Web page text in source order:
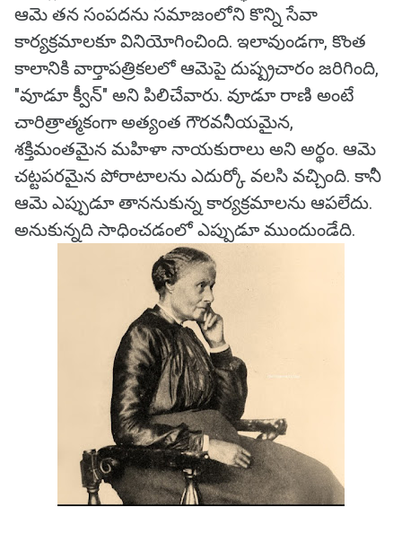
ఆమె తన సంపదను సమాజంలోని కొన్ని సేవా
కార్యక్రమాలకూ వినియోగించింది. ఇలావుండగా, కొంత
కాలానికి వార్తాపత్రికలలో ఆమెపై దుష్ప్రచారం జరిగింది,
"వూడూ క్వీన్" అని పిలిచేవారు. వూడూ రాణి అంటే
చారిత్రాత్మకంగా అత్యంత గౌరవనీయమైన,
శక్తిమంతమైన మహిళా నాయకురాలు అని అర్థం. ఆమె
చట్టపరమైన పోరాటాలను ఎదుర్కో వలసి వచ్చింది. కానీ
ఆమె ఎప్పుడూ తాననుకున్న కార్యక్రమాలను ఆపలేదు.
అనుకున్నది సాధించడంలో ఎప్పుడూ ముందుండేది.